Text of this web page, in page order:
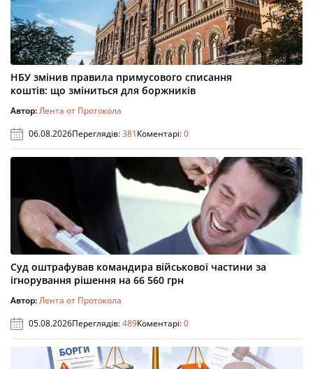
НБУ змінив правила примусового списання
коштів: що зміниться для боржників
Автор:Лента от Протокола
06.08.2026Переглядів:381Коментарі:0
Суд оштрафував командира військової частини за
ігнорування рішення на 66 560 грн
Автор:Лента от Протокола
05.08.2026Переглядів:489Коментарі:0